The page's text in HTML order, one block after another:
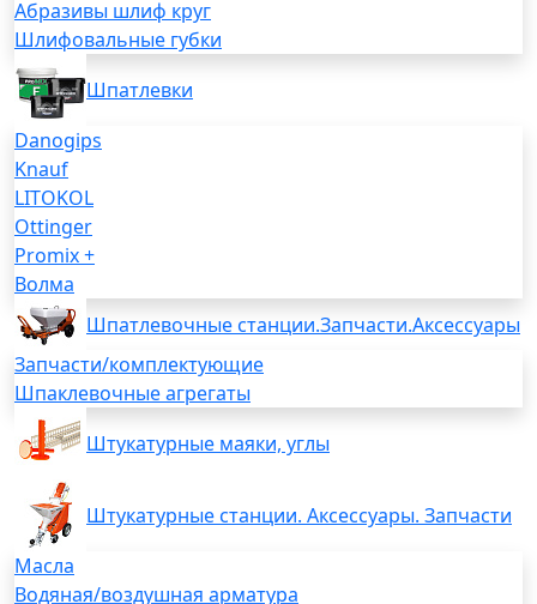
Абразивы шлиф круг
Шлифовальные губки
Шпатлевки
Danogips
Knauf
LITOKOL
Ottinger
Promix +
Волма
Шпатлевочные станции.Запчасти.Аксессуары
Запчасти/комплектующие
Шпаклевочные агрегаты
Штукатурные маяки, углы
Штукатурные станции. Аксессуары. Запчасти
Масла
Водяная/воздушная арматура